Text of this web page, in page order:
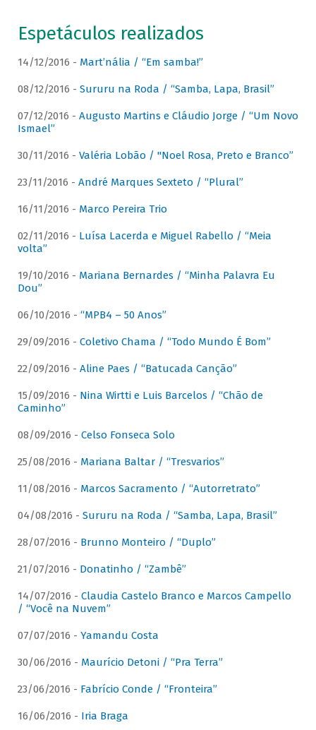
Espetáculos realizados
14/12/2016 - Mart’nália / “Em samba!”
08/12/2016 - Sururu na Roda / “Samba, Lapa, Brasil”
07/12/2016 - Augusto Martins e Cláudio Jorge / “Um Novo
Ismael”
30/11/2016 - Valéria Lobão / "Noel Rosa, Preto e Branco”
23/11/2016 - André Marques Sexteto / “Plural”
16/11/2016 - Marco Pereira Trio
02/11/2016 - Luísa Lacerda e Miguel Rabello / “Meia
volta”
19/10/2016 - Mariana Bernardes / “Minha Palavra Eu
Dou”
06/10/2016 - “MPB4 – 50 Anos”
29/09/2016 - Coletivo Chama / “Todo Mundo É Bom”
22/09/2016 - Aline Paes / “Batucada Canção”
15/09/2016 - Nina Wirtti e Luis Barcelos / “Chão de
Caminho”
08/09/2016 - Celso Fonseca Solo
25/08/2016 - Mariana Baltar / “Tresvarios”
11/08/2016 - Marcos Sacramento / “Autorretrato”
04/08/2016 - Sururu na Roda / “Samba, Lapa, Brasil”
28/07/2016 - Brunno Monteiro / “Duplo”
21/07/2016 - Donatinho / “Zambê”
14/07/2016 - Claudia Castelo Branco e Marcos Campello
/ “Você na Nuvem”
07/07/2016 - Yamandu Costa
30/06/2016 - Maurício Detoni / “Pra Terra”
23/06/2016 - Fabrício Conde / “Fronteira”
16/06/2016 - Iria Braga